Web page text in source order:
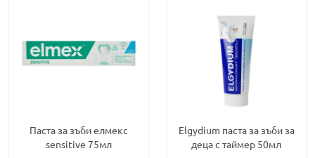
Паста за зъби елмекс
sensitive 75мл
Elgydium паста за зъби за
деца с таймер 50мл